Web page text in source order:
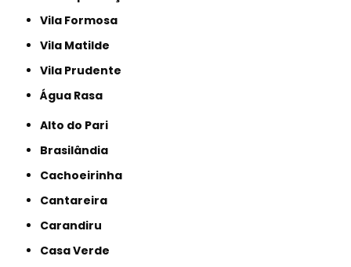
Vila Formosa
Vila Matilde
Vila Prudente
Água Rasa
Alto do Pari
Brasilândia
Cachoeirinha
Cantareira
Carandiru
Casa Verde